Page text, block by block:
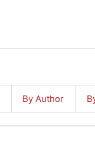
By Author